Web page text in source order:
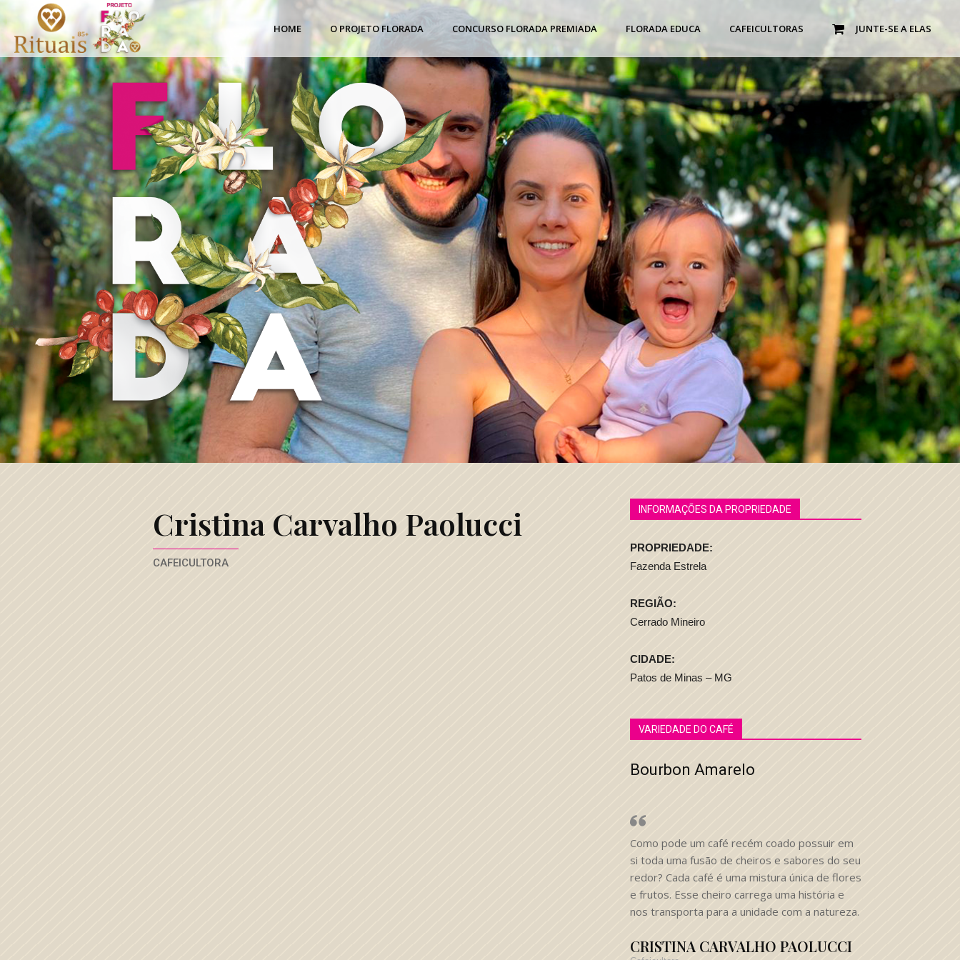
Especiais
|
Projeto
Florada
|
Café
3
HOME O PROJETO FLORADA CONCURSO FLORADA PREMIADA FLORADA EDUCA CAFEICULTORAS JUNTE-SE A ELAS
Cristina Carvalho Paolucci
CAFEICULTORA
INFORMAÇÕES DA PROPRIEDADE
PROPRIEDADE:
Fazenda Estrela
REGIÃO:
Cerrado Mineiro
CIDADE:
Patos de Minas – MG
VARIEDADE DO CAFÉ
Bourbon Amarelo
Como pode um café recém coado possuir em
si toda uma fusão de cheiros e sabores do seu
redor? Cada café é uma mistura única de flores
e frutos. Esse cheiro carrega uma história e
nos transporta para a unidade com a natureza.
CRISTINA CARVALHO PAOLUCCI